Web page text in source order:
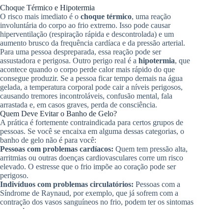
Choque Térmico e Hipotermia
O risco mais imediato é o choque térmico, uma reação
involuntária do corpo ao frio extremo. Isso pode causar
hiperventilação (respiração rápida e descontrolada) e um
aumento brusco da frequência cardíaca e da pressão arterial.
Para uma pessoa despreparada, essa reação pode ser
assustadora e perigosa. Outro perigo real é a hipotermia, que
acontece quando o corpo perde calor mais rápido do que
consegue produzir. Se a pessoa ficar tempo demais na água
gelada, a temperatura corporal pode cair a níveis perigosos,
causando tremores incontroláveis, confusão mental, fala
arrastada e, em casos graves, perda de consciência.
Quem Deve Evitar o Banho de Gelo?
A prática é fortemente contraindicada para certos grupos de
pessoas. Se você se encaixa em alguma dessas categorias, o
banho de gelo não é para você:
Pessoas com problemas cardíacos: Quem tem pressão alta,
arritmias ou outras doenças cardiovasculares corre um risco
elevado. O estresse que o frio impõe ao coração pode ser
perigoso.
Indivíduos com problemas circulatórios: Pessoas com a
Síndrome de Raynaud, por exemplo, que já sofrem com a
contração dos vasos sanguíneos no frio, podem ter os sintomas